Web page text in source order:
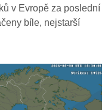
v Evropě za poslední
bíle, nejstarší